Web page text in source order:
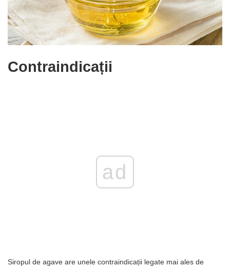
Contraindicații
ad
Siropul de agave are unele contraindicații legate mai ales de